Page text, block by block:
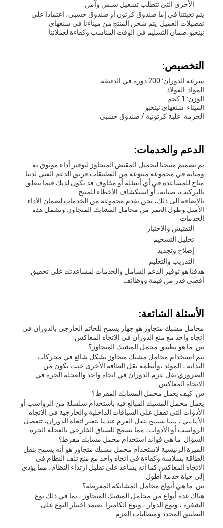
الأخرى التي تتطلب تشغيل سلس وآمن.
يتم تعبئتنا في إما صندوق كرتون أو صندوق خشبي، اعتمادا على
تفضيلات العميل. يتم شحن المنتج من ميناءنا في شنغهاي
نينغبو،ضمان التسليم في الوقت المناسب وكفاءة لعملائنا.
التخصيص:
سرعة الدوران: 200 دورة في الدقيقة
المواد: الفولاذ
الوزن: 1 كجم
الميناء: شنغهاي نينغبو
الحزمة: علبة كرتونية / صندوق خشبي
الدعم والخدمات:
تم تصميم منتجنا لتحميل المقبض المتجاوز لتوفير أداء موثوق به
ومتانة في مجموعة متنوعة من التطبيقات.فريق الدعم الفني لدينا
متاح للمساعدة في أي أسئلة أو مخاوف قد يكون لديك فيما يتعلق
بالتركيب، صيانة، أو استكشاف الأخطاء للمنتج.
بالإضافة إلى ذلك، نحن نقدم مجموعة من الخدمات لضمان الأداء
الأمثل وطول العمر من محامل المشابك المتجاوز. وتشمل هذه
الخدمات:
التفتيش والاختبار
تحليل التشحيم
إصلاح وتجديد
التدريب والتعليم
هدفنا هو توفير الدعم الشامل والخدمات لمساعدتك على تحقيق
أقصى قدر من قيمة ووظائف
الأسئلة الشائعة:
محامل مشبك متجاوز هو جهاز يسمح للخاتم الخارجي بالدوران في
اتجاه واحد مع منع الدوران في الاتجاه المعاكس.
س: ما هو تطبيق محمل المشبك المتجاوز؟
يتم استخدام محامل مشبك متجاوز بشكل شائع في محركات
البداية ، المولد ،وأنظمة نقل الطاقة الأخرى حيث يكون من
الضروري نقل عزم الدوران في اتجاه واحد والعجلة الحرة في
الاتجاه المعاكس.
س: كيف يعمل محمل المشابك المفرط؟
يعمل محمل المشبك المبالغ فيه باستخدام سلسلة من الرواسب أو
الأدوات التي تقفل على السباقات الداخلية والخارجية في الاتجاه
الأمامي ، مما يسمح بنقل العزم.عندما يتغير اتجاه الدوران، تتفصل
الرواسب أو الأدوات، مما يسمح للسباق الخارجي بالعجلة الحرة.
السؤال: ما هي فوائد استخدام محمل مشابك مفرط؟
الميزة الرئيسية لاستخدام محمل مشبك متجاوز هو أنه يسمح بنقل
الطاقة بسلاسة وكفاءة في اتجاه واحد مع منع تلف النظام في
الاتجاه المعاكس.كما أنه يساعد على تقليل ارتداء النظام، مما يؤدي
إلى حياة خدمة أطول.
س: ما هي أنواع محامل المشابكة المفرطة؟
هناك عدة أنواع من محامل المشبك المتجاوز ، بما في ذلك نوع
الشفرة ، ونوع الدوار ، ونوع الكاميرا. يعتمد اختيار النوع على
التطبيق المحدد ومتطلبات العزم.